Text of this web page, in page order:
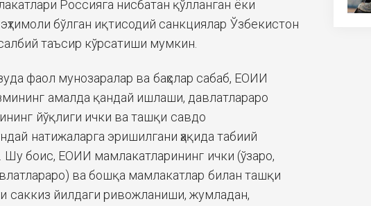
Россияга нисбатан қўлланган ёки
бўлган иқтисодий санкциялар Ўзбекистон
таъсир кўрсатиши мумкин.
фаол мунозаралар ва баҳслар сабаб, ЕОИИ
амалда қандай ишлаши, давлатлараро
йўқлиги ички ва ташқи савдо
натижаларга эришилгани ҳақида табиий
Шу боис, ЕОИИ мамлакатларининг ички (ўзаро,
ва бошқа мамлакатлар билан ташқи
саккиз йилдаги ривожланиши, жумладан,